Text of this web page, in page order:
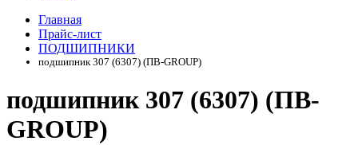
Главная
Прайс-лист
ПОДШИПНИКИ
подшипник 307 (6307) (ПВ-GROUP)
подшипник 307 (6307) (ПВ-
GROUP)